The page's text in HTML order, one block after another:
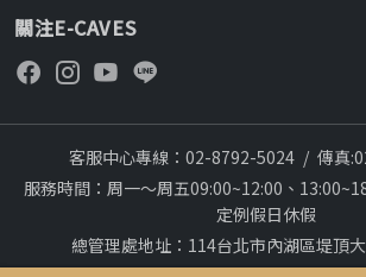
關注E-CAVES
客服中心專線：02-8792-5024 / 傳真
服務時間：周一～周五09:00~12:00、
定例假日休假
總管理處地址：114台北市內湖區堤頂